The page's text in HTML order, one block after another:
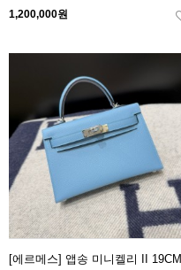
1,200,000원
[에르메스] 앱송 미니켈리 II 19CM